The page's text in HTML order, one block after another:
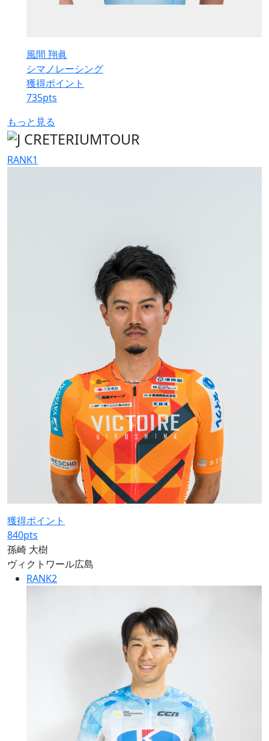
風間 翔眞
シマノレーシング
獲得ポイント
735pts
もっと見る
RANK1
獲得ポイント
840pts
孫崎 大樹
ヴィクトワール広島
RANK2